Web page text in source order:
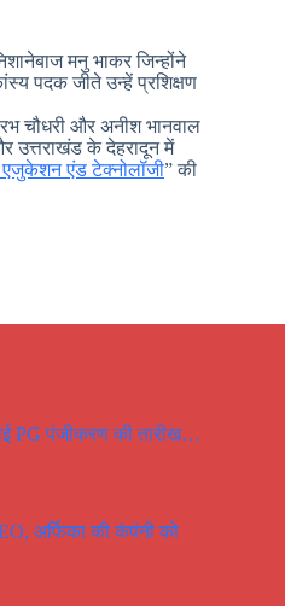
मनु भाकर जिन्होंने
पदक जीते उन्हें प्रशिक्षण
चौधरी और अनीश भानवाल
उत्तराखंड के देहरादून में
एंड टेक्नोलॉजी” की
PG पंजीकरण की तारीख…
अर्फिका की कंपंनी को